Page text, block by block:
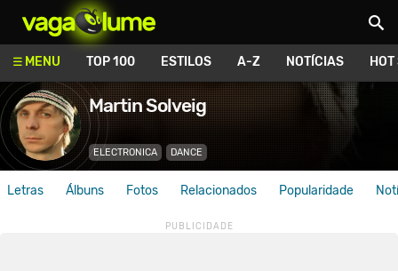
MENU TOP 100 ESTILOS A-Z NOTÍCIAS
Martin Solveig
ELECTRONICA DANCE
Letras Álbuns Fotos Relacionados Popularidade